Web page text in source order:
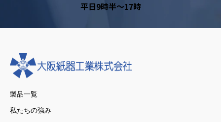
平日9時半～17時
製品一覧
私たちの強み